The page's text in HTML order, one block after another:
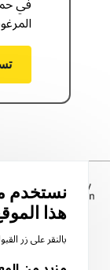
نستخدم
هذا
بالنقر على زر